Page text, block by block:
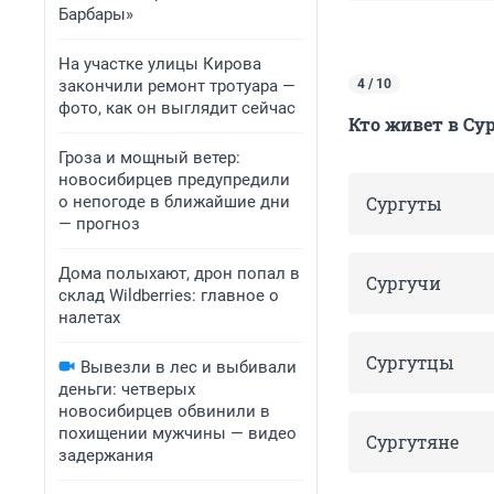
Барбары»
На участке улицы Кирова
закончили ремонт тротуара —
фото, как он выглядит сейчас
Гроза и мощный ветер:
новосибирцев предупредили
о непогоде в ближайшие дни
— прогноз
Дома полыхают, дрон попал в
склад Wildberries: главное о
налетах
Вывезли в лес и выбивали
деньги: четверых
новосибирцев обвинили в
похищении мужчины — видео
задержания
4 / 10
Кто живет в
Сургуты
Сургучи
Сургутцы
Сургутяне